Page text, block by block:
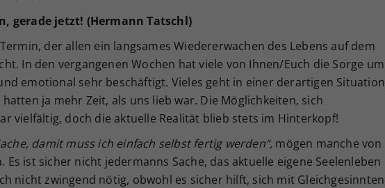
gerade jetzt! (Hermann Tatschl)
der allen ein langsames Wiedererwachen des Lebens auf dem
In den vergangenen Wochen hat viele von Ihnen/Euch die Sorge um
emotional sehr beschäftigt. Vieles geht in einer derartigen Situation
ja mehr Zeit, als uns lieb war. Die Möglichkeiten, sich
vielfältig, doch die aktuelle Realität blieb stets im Hinterkopf!
damit muss ich einfach selbst fertig werden“, mögen manche von
Es ist sicher nicht jedermanns Sache, das aktuelle eigene Seelenleben
nicht zwingend nötig, obwohl es sicher hilft, sich mit Gleichgesinnten